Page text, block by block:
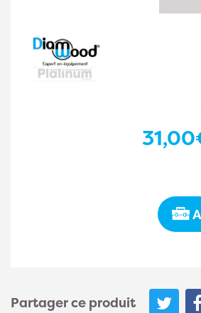
Partager ce produit